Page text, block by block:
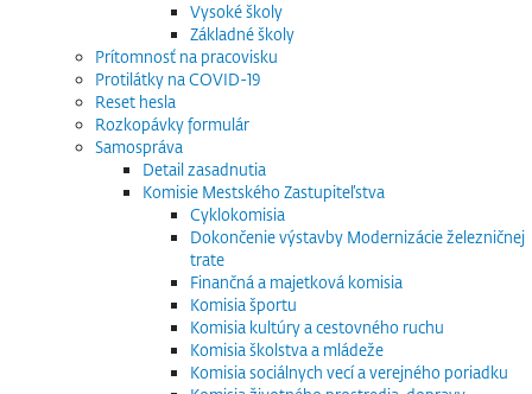
Vysoké školy
Základné školy
Prítomnosť na pracovisku
Protilátky na COVID-19
Reset hesla
Rozkopávky formulár
Samospráva
Detail zasadnutia
Komisie Mestského Zastupiteľstva
Cyklokomisia
Dokončenie výstavby Modernizácie železničnej
trate
Finančná a majetková komisia
Komisia športu
Komisia kultúry a cestovného ruchu
Komisia školstva a mládeže
Komisia sociálnych vecí a verejného poriadku